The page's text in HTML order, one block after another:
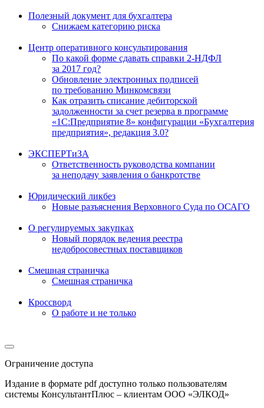
Полезный документ для бухгалтера
Снижаем категорию риска
Центр оперативного консультирования
По какой форме сдавать справки 2-НДФЛ
за 2017 год?
Обновление электронных подписей
по требованию Минкомсвязи
Как отразить списание дебиторской
задолженности за счет резерва в программе
«1С:Предприятие 8» конфигурации «Бухгалтерия
предприятия», редакция 3.0?
ЭКСПЕРТиЗА
Ответственность руководства компании
за неподачу заявления о банкротстве
Юридический ликбез
Новые разъяснения Верховного Суда по ОСАГО
О регулируемых закупках
Новый порядок ведения реестра
недобросовестных поставщиков
Смешная страничка
Смешная страничка
Кроссворд
О работе и не только
Ограничение доступа
Издание в формате pdf доступно только пользователям
системы КонсультантПлюс – клиентам ООО «ЭЛКОД»